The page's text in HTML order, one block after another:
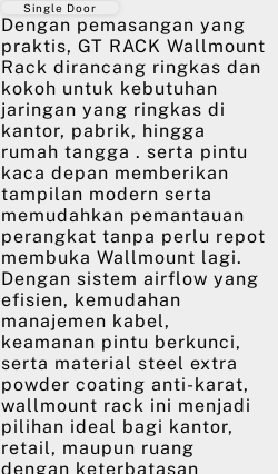
Single Door
Dengan pemasangan yang
praktis, GT RACK Wallmount
Rack dirancang ringkas dan
kokoh untuk kebutuhan
jaringan yang ringkas di
kantor, pabrik, hingga
rumah tangga . serta pintu
kaca depan memberikan
tampilan modern serta
memudahkan pemantauan
perangkat tanpa perlu repot
membuka Wallmount lagi.
Dengan sistem airflow yang
efisien, kemudahan
manajemen kabel,
keamanan pintu berkunci,
serta material steel extra
powder coating anti-karat,
wallmount rack ini menjadi
pilihan ideal bagi kantor,
retail, maupun ruang
dengan keterbatasan